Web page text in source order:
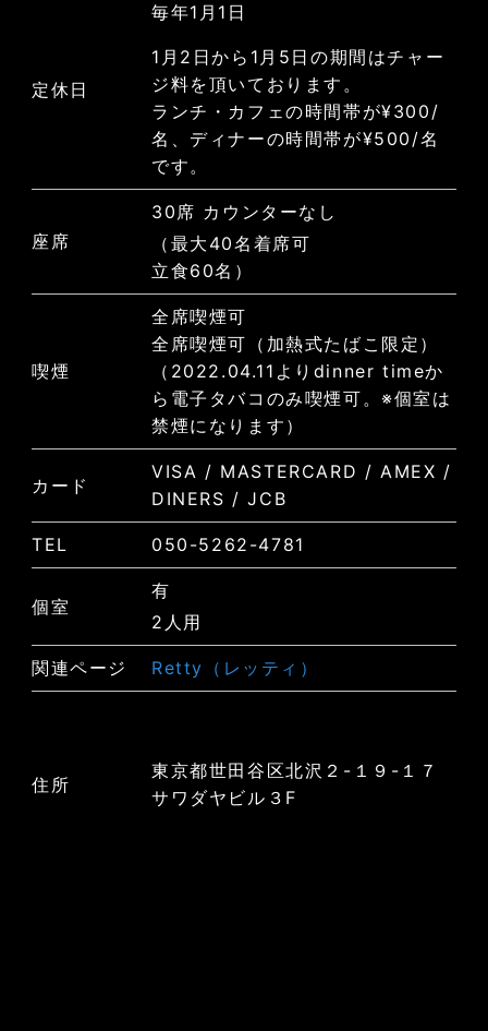
定休日
毎年1月1日
1月2日から1月5日の期間はチャー
ジ料を頂いております。
ランチ・カフェの時間帯が¥300/
名、ディナーの時間帯が¥500/名
です。
座席
30席 カウンターなし
（最大40名着席可
立食60名）
喫煙
全席喫煙可
全席喫煙可（加熱式たばこ限定）
（2022.04.11よりdinner timeか
ら電子タバコのみ喫煙可。※個室は
禁煙になります）
カード
VISA / MASTERCARD / AMEX /
DINERS / JCB
TEL 050-5262-4781
個室
有
2人用
関連ページ Retty（レッティ）
住所
東京都世田谷区北沢２-１９-１７
サワダヤビル３F